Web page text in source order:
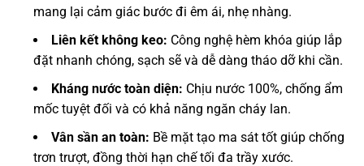
mang lại cảm giác bước đi êm ái, nhẹ nhàng.
Liên kết không keo: Công nghệ hèm khóa giúp lắp
đặt nhanh chóng, sạch sẽ và dễ dàng tháo dỡ khi cần.
Kháng nước toàn diện: Chịu nước 100%, chống ẩm
mốc tuyệt đối và có khả năng ngăn cháy lan.
Vân sần an toàn: Bề mặt tạo ma sát tốt giúp chống
trơn trượt, đồng thời hạn chế tối đa trầy xước.